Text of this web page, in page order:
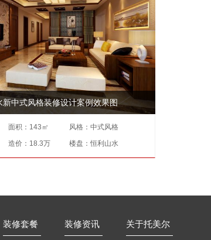
新中式风格装修设计案例效果图
面积：143㎡
风格：中式风格
造价：18.3万 楼盘：恒利山水
装修套餐 装修资讯 关于托美尔